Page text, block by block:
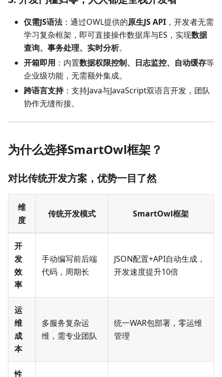
仅需JS语法：通过OWL提供的原生JS API ，开发者无需
学习复杂框架，即可直接操作数据库与ES，实现数据
查询、事务处理、实时分析。
开箱即用 ：内置数据权限控制、日志监控、自动缓存等
企业级功能，无需额外集成。
跨语言支持：支持Java与JavaScript双语言开发，团队
协作无缝衔接。
为什么选择SmartOwl框架？
对比传统开发方案，优势一目了然
维
度
传统开发模式 SmartOwl框架
开
发
效
率
手动编写前后端
代码，周期长
JSON配置+API自动生成，
开发速度提升10倍
运
维
成
本
多服务复杂运
维，需专业团队
统一WAR包部署，零运维
管理
性